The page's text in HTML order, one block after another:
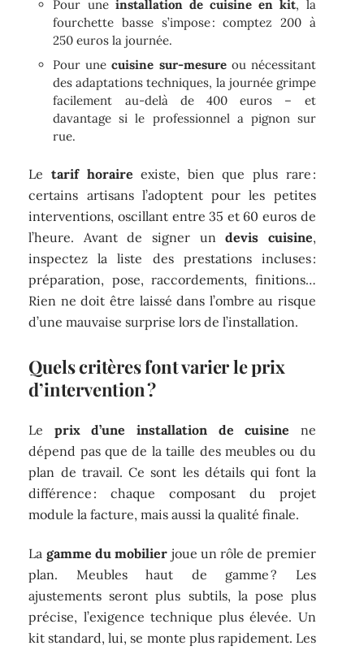
Pour une installation de cuisine en kit, la
fourchette basse s’impose : comptez 200 à
250 euros la journée.
Pour unecuisine sur-mesureou nécessitant
des adaptations techniques, la journée grimpe
facilement au-delà de 400 euros – et
davantage si le professionnel a pignon sur
rue.
Le tarif horaire existe, bien que plus rare :
certains artisans l’adoptent pour les petites
interventions, oscillant entre 35 et 60 euros de
l’heure. Avant de signer undevis cuisine,
inspectez la liste des prestations incluses :
préparation, pose, raccordements, finitions…
Rien ne doit être laissé dans l’ombre au risque
d’une mauvaise surprise lors de l’installation.
Quels critères font varier le prix
d’intervention ?
Le prix d’une installation de cuisine ne
dépend pas que de la taille des meubles ou du
plan de travail. Ce sont les détails qui font la
différence : chaque composant du projet
module la facture, mais aussi la qualité finale.
La gamme du mobilier joue un rôle de premier
plan. Meubles haut de gamme ? Les
ajustements seront plus subtils, la pose plus
précise, l’exigence technique plus élevée. Un
kit standard, lui, se monte plus rapidement. Les